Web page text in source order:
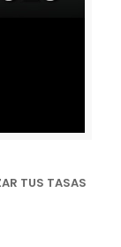
TUS TASAS